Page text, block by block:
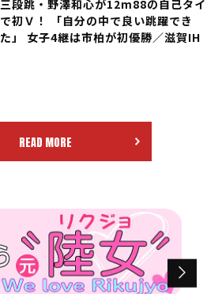
三段跳・野澤和心が12m88の自己タイ
で初Ｖ！ 「自分の中で良い跳躍でき
た」 女子4継は市柏が初優勝／滋賀IH
READ MORE